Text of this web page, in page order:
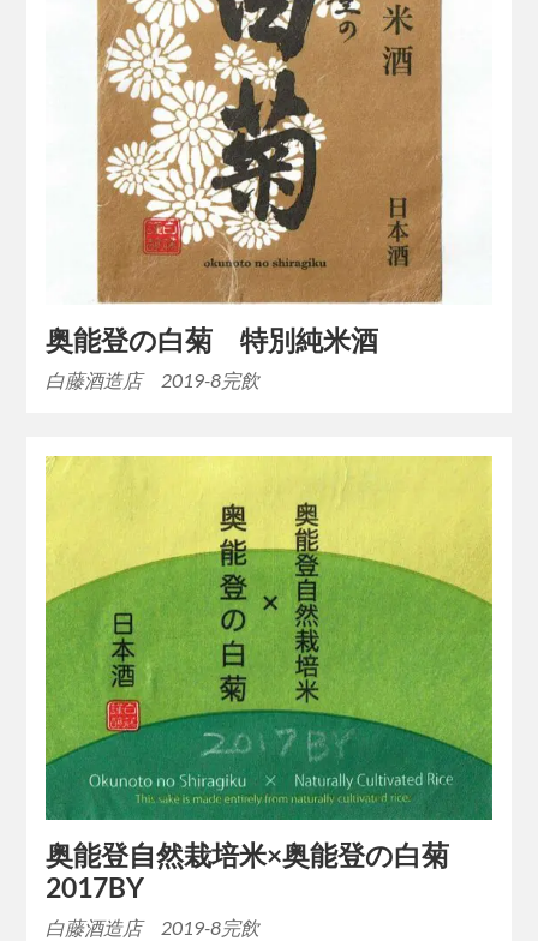
奥能登の白菊 特別純米酒
白藤酒造店 2019-8完飲
奥能登自然栽培米×奥能登の白菊
2017BY
白藤酒造店 2019-8完飲